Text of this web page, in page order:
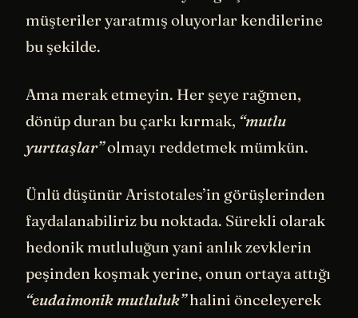
müşteriler yaratmış oluyorlar kendilerine
bu şekilde.
Ama merak etmeyin. Her şeye rağmen,
dönüp duran bu çarkı kırmak, “mutlu
yurttaşlar”olmayı reddetmek mümkün.
Ünlü düşünür Aristotales’in görüşlerinden
faydalanabiliriz bu noktada. Sürekli olarak
hedonik mutluluğun yani anlık zevklerin
peşinden koşmak yerine, onun ortaya attığı
“eudaimonik mutluluk”halini önceleyerek